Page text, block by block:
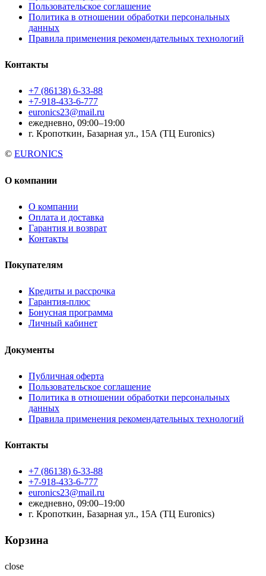
Пользовательское соглашение
Политика в отношении обработки персональных
данных
Правила применения рекомендательных технологий
Контакты
+7 (86138) 6-33-88
+7-918-433-6-777
euronics23@mail.ru
ежедневно, 09:00–19:00
г. Кропоткин, Базарная ул., 15А (ТЦ Euronics)
© EURONICS
О компании
О компании
Оплата и доставка
Гарантия и возврат
Контакты
Покупателям
Кредиты и рассрочка
Гарантия-плюс
Бонусная программа
Личный кабинет
Документы
Публичная оферта
Пользовательское соглашение
Политика в отношении обработки персональных
данных
Правила применения рекомендательных технологий
Контакты
+7 (86138) 6-33-88
+7-918-433-6-777
euronics23@mail.ru
ежедневно, 09:00–19:00
г. Кропоткин, Базарная ул., 15А (ТЦ Euronics)
Корзина
close